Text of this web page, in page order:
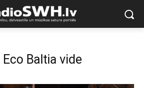
Eco Baltia vide